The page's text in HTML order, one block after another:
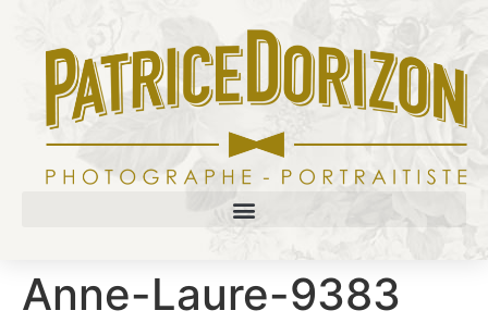
Anne-Laure-9383